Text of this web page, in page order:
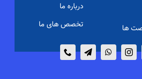
ها
درباره ما
تخصص های ما